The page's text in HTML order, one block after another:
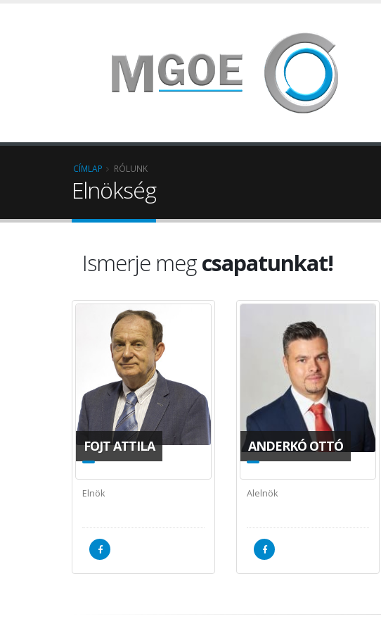
CÍMLAP RÓLUNK
Elnökség
Ismerje megcsapatunkat!
FOJT ATTILA
Elnök
ANDERKÓ OTTÓ
Alelnök